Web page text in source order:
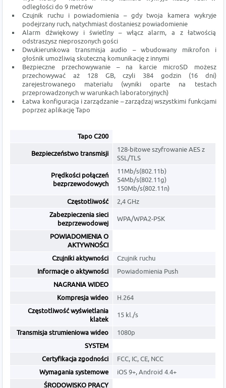
odległości do 9 metrów
Czujnik ruchu i powiadomienia – gdy twoja kamera wykryje
podejrzany ruch, natychmiast dostaniesz powiadomienie
Alarm dźwiękowy i świetlny – włącz alarm, a z łatwością
odstraszysz nieproszonych gości
Dwukierunkowa transmisja audio – wbudowany mikrofon i
głośnik umożliwią skuteczną komunikację z innymi
Bezpieczne przechowywanie – na karcie microSD możesz
przechowywać aż 128 GB, czyli 384 godzin (16 dni)
zarejestrowanego materiału (wyniki oparte na testach
przeprowadzonych w warunkach laboratoryjnych)
Łatwa konfiguracja i zarządzanie – zarządzaj wszystkimi funkcjami
poprzez aplikację Tapo
Tapo C200
Bezpieczeństwo transmisji
128-bitowe szyfrowanie AES z
SSL/TLS
Prędkości połączeń
bezprzewodowych
11Mb/s(802.11b)
54Mb/s(802.11g)
150Mb/s(802.11n)
Częstotliwość
2,4 GHz
Zabezpieczenia sieci
bezprzewodowej
WPA/WPA2-PSK
POWIADOMIENIA O
AKTYWNOŚCI
Czujniki aktywności
Czujnik ruchu
Informacje o aktywności
Powiadomienia Push
NAGRANIA WIDEO
Kompresja wideo
H.264
Częstotliwość wyświetlania
klatek
15 kl./s
Transmisja strumieniowa wideo
1080p
SYSTEM
Certyfikacja zgodności
FCC, IC, CE, NCC
Wymagania systemowe
iOS 9+, Android 4.4+
ŚRODOWISKO PRACY